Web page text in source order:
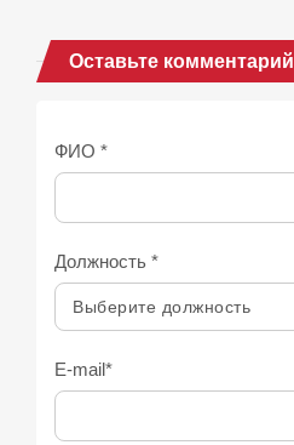
Оставьте комментарий
ФИО *
Должность *
E-mail*